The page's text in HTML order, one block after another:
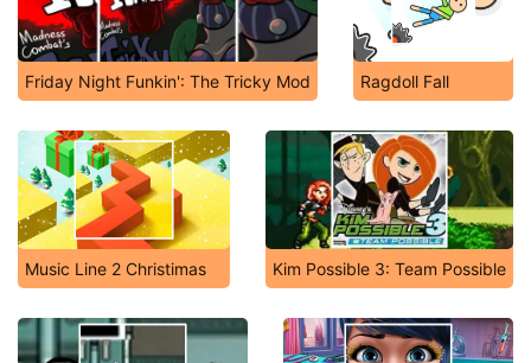
Friday Night Funkin': The Tricky Mod Ragdoll Fall
Music Line 2 Christimas Kim Possible 3: Team Possible